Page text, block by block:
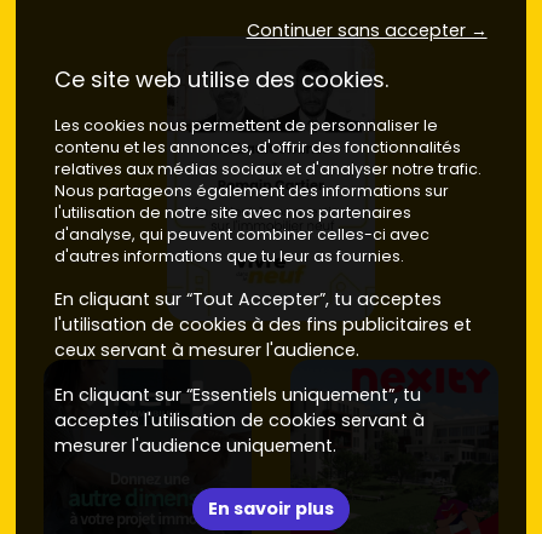
Continuer sans accepter →
Ce site web utilise des cookies.
Les cookies nous permettent de personnaliser le
contenu et les annonces, d'offrir des fonctionnalités
relatives aux médias sociaux et d'analyser notre trafic.
Nous partageons également des informations sur
l'utilisation de notre site avec nos partenaires
d'analyse, qui peuvent combiner celles-ci avec
d'autres informations que tu leur as fournies.
En cliquant sur “Tout Accepter”, tu acceptes
l'utilisation de cookies à des fins publicitaires et
ceux servant à mesurer l'audience.
En cliquant sur “Essentiels uniquement”, tu
acceptes l'utilisation de cookies servant à
mesurer l'audience uniquement.
En savoir plus